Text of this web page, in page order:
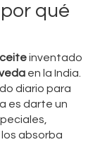
qué
inventado
en la India.
diario para
es darte un
absorba